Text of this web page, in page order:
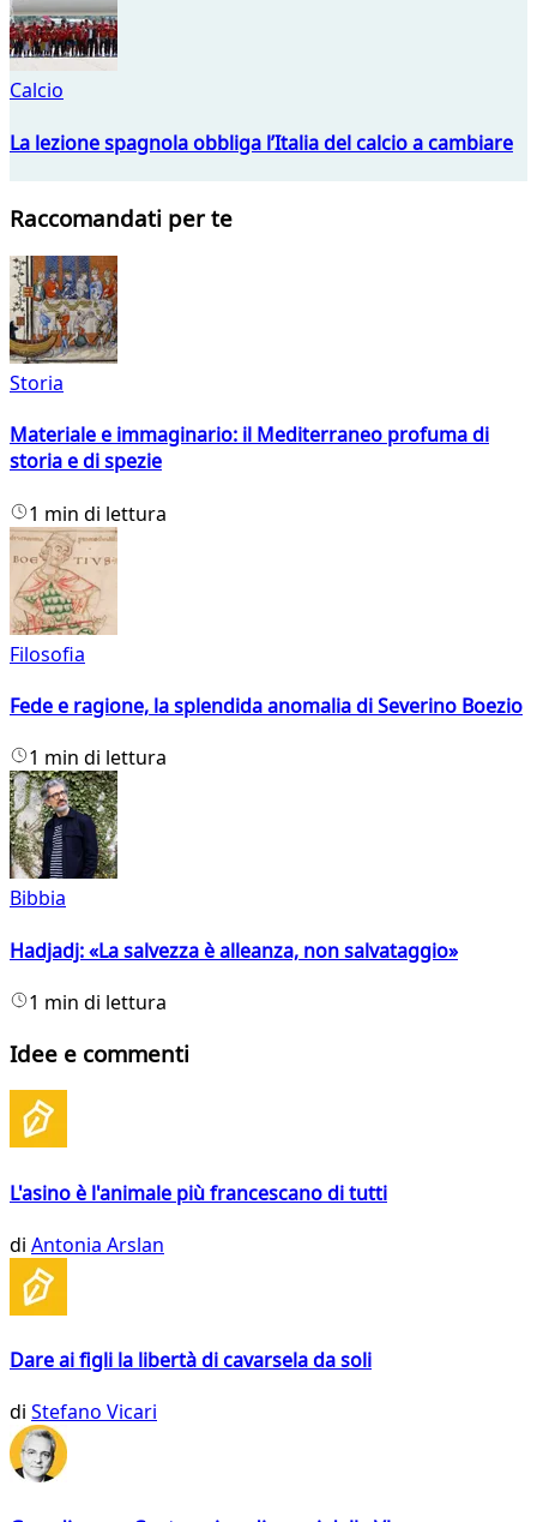
Calcio
La lezione spagnola obbliga l’Italia del calcio a cambiare
Raccomandati per te
Storia
Materiale e immaginario: il Mediterraneo profuma di
storia e di spezie
1 min di lettura
Filosofia
Fede e ragione, la splendida anomalia di Severino Boezio
1 min di lettura
Bibbia
Hadjadj: «La salvezza è alleanza, non salvataggio»
1 min di lettura
Idee e commenti
L'asino è l'animale più francescano di tutti
di Antonia Arslan
Dare ai figli la libertà di cavarsela da soli
di Stefano Vicari